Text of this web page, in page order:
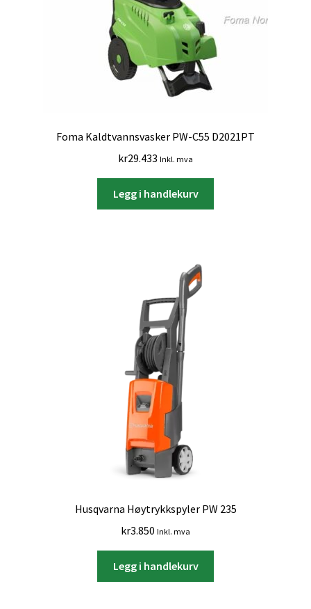
Foma Kaldtvannsvasker PW-C55 D2021PT
kr29.433 Inkl. mva
Legg i handlekurv
Husqvarna Høytrykkspyler PW 235
kr3.850 Inkl. mva
Legg i handlekurv